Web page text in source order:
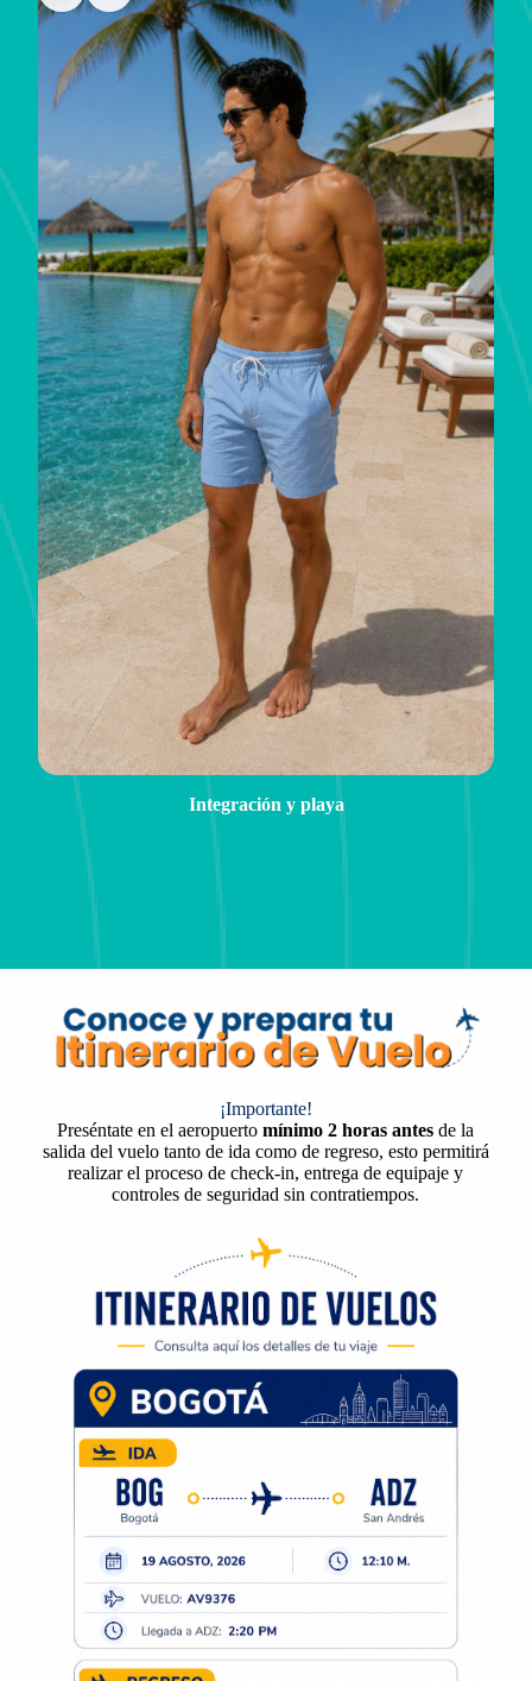
Integración y playa
¡Importante!
Preséntate en el aeropuertomínimo 2 horas antes de la
salida del vuelo tanto de ida como de regreso, esto permitirá
realizar el proceso de check-in, entrega de equipaje y
controles de seguridad sin contratiempos.